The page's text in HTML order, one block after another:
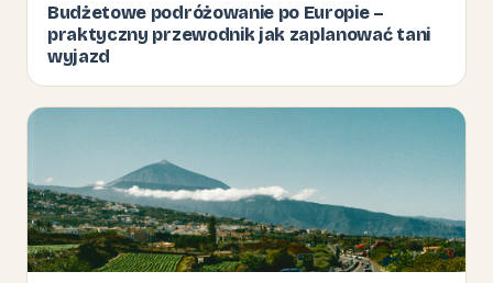
Budżetowe podróżowanie po Europie –
praktyczny przewodnik jak zaplanować tani
wyjazd